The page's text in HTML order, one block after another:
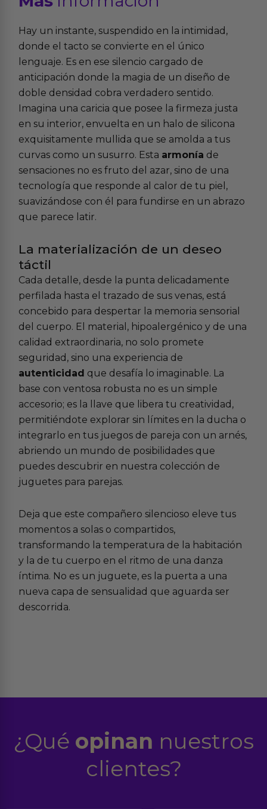
Hay un instante, suspendido en la intimidad,
donde el tacto se convierte en el único
lenguaje. Es en ese silencio cargado de
anticipación donde la magia de un diseño de
doble densidad cobra verdadero sentido.
Imagina una caricia que posee la firmeza justa
en su interior, envuelta en un halo de silicona
exquisitamente mullida que se amolda a tus
curvas como un susurro. Esta armonía de
sensaciones no es fruto del azar, sino de una
tecnología que responde al calor de tu piel,
suavizándose con él para fundirse en un abrazo
que parece latir.
La materialización de un deseo
táctil
Cada detalle, desde la punta delicadamente
perfilada hasta el trazado de sus venas, está
concebido para despertar la memoria sensorial
del cuerpo. El material, hipoalergénico y de una
calidad extraordinaria, no solo promete
seguridad, sino una experiencia de
autenticidad que desafía lo imaginable. La
base con ventosa robusta no es un simple
accesorio; es la llave que libera tu creatividad,
permitiéndote explorar sin límites en la ducha o
integrarlo en tus juegos de pareja con un arnés,
abriendo un mundo de posibilidades que
puedes descubrir en nuestra colección de
juguetes para parejas.
Deja que este compañero silencioso eleve tus
momentos a solas o compartidos,
transformando la temperatura de la habitación
y la de tu cuerpo en el ritmo de una danza
íntima. No es un juguete, es la puerta a una
nueva capa de sensualidad que aguarda ser
descorrida.
¿Qué opinan nuestros
clientes?